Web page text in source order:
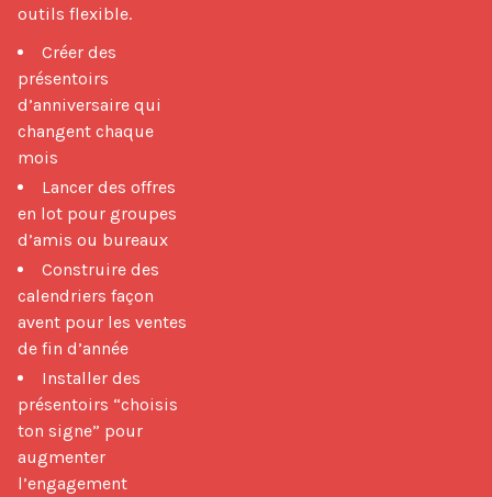
outils flexible.
Créer des
présentoirs
d’anniversaire qui
changent chaque
mois
Lancer des offres
en lot pour groupes
d’amis ou bureaux
Construire des
calendriers façon
avent pour les ventes
de fin d’année
Installer des
présentoirs “choisis
ton signe” pour
augmenter
l’engagement